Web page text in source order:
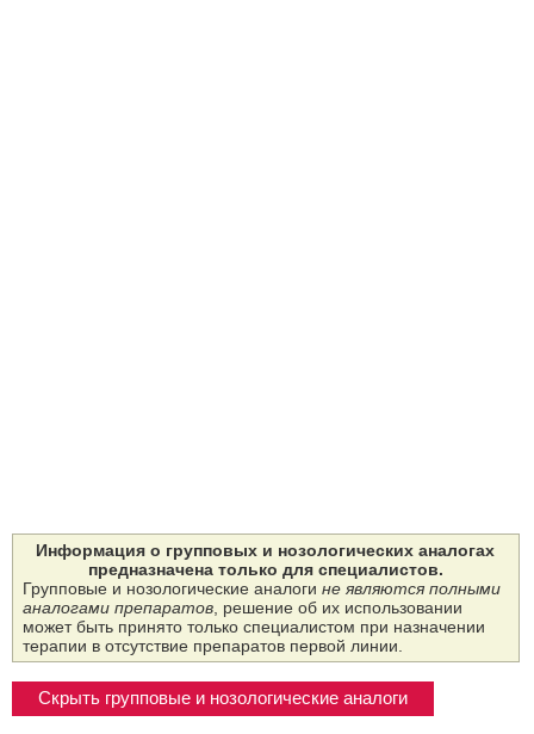
Информация о групповых и нозологических аналогах
предназначена только для специалистов.
Групповые и нозологические аналоги не являются полными
аналогами препаратов, решение об их использовании
может быть принято только специалистом при назначении
терапии в отсутствие препаратов первой линии.
Скрыть групповые и нозологические аналоги